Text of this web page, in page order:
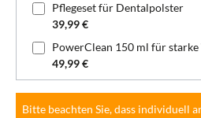
Pflegeset für Dentalpolster
39,99 €
PowerClean 150 ml für
49,99 €
Bitte beachten Sie, dass individuell